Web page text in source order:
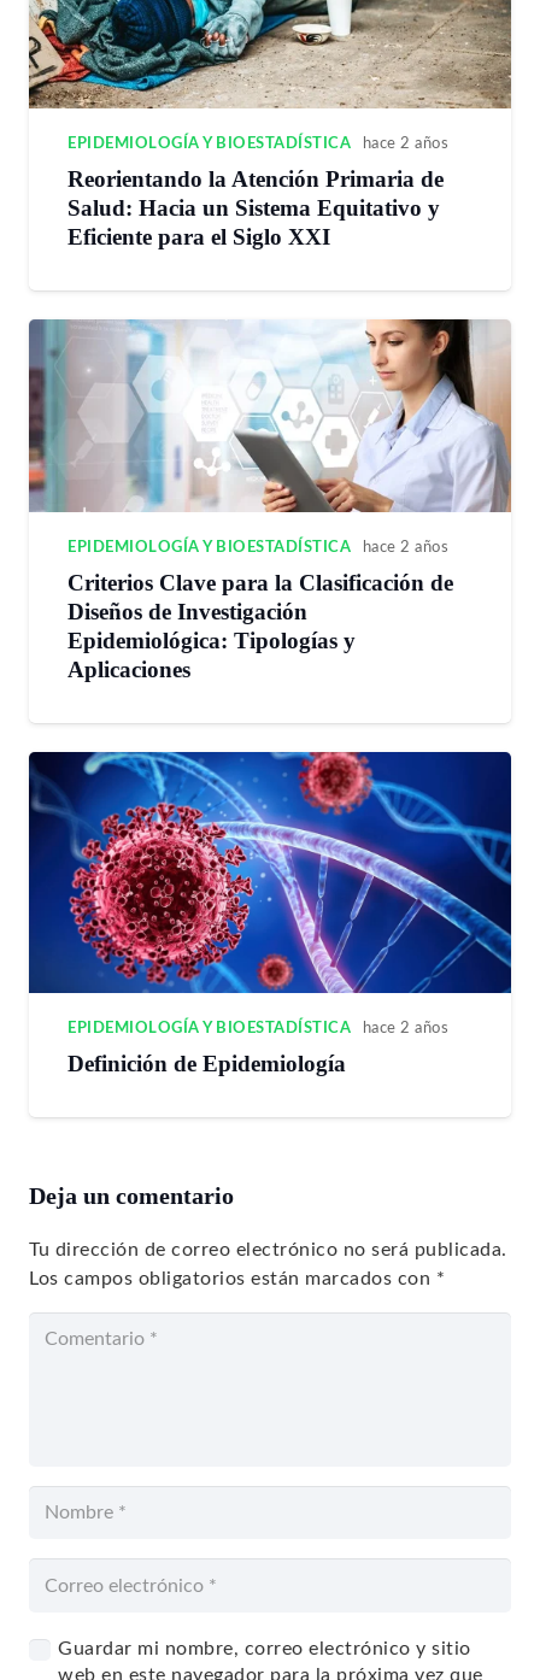
EPIDEMIOLOGÍA Y BIOESTADÍSTICA hace 2 años
Reorientando la Atención Primaria de
Salud: Hacia un Sistema Equitativo y
Eficiente para el Siglo XXI
EPIDEMIOLOGÍA Y BIOESTADÍSTICA hace 2 años
Criterios Clave para la Clasificación de
Diseños de Investigación
Epidemiológica: Tipologías y
Aplicaciones
EPIDEMIOLOGÍA Y BIOESTADÍSTICA hace 2 años
Definición de Epidemiología
Deja un comentario
Tu dirección de correo electrónico no será publicada.
Los campos obligatorios están marcados con *
Guardar mi nombre, correo electrónico y sitio
web en este navegador para la próxima vez que